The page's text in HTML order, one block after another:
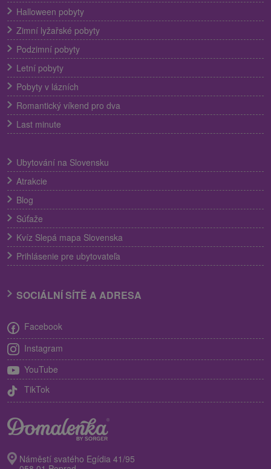
Halloween pobyty
Zimní lyžařské pobyty
Podzimní pobyty
Letní pobyty
Pobyty v lázních
Romantický víkend pro dva
Last minute
Ubytování na Slovensku
Atrakcie
Blog
Súťaže
Kvíz Slepá mapa Slovenska
Prihlásenie pre ubytovateľa
SOCIÁLNÍ SÍTĚ A ADRESA
Facebook
Instagram
YouTube
TikTok
Náměstí svatého Egídia 41/95